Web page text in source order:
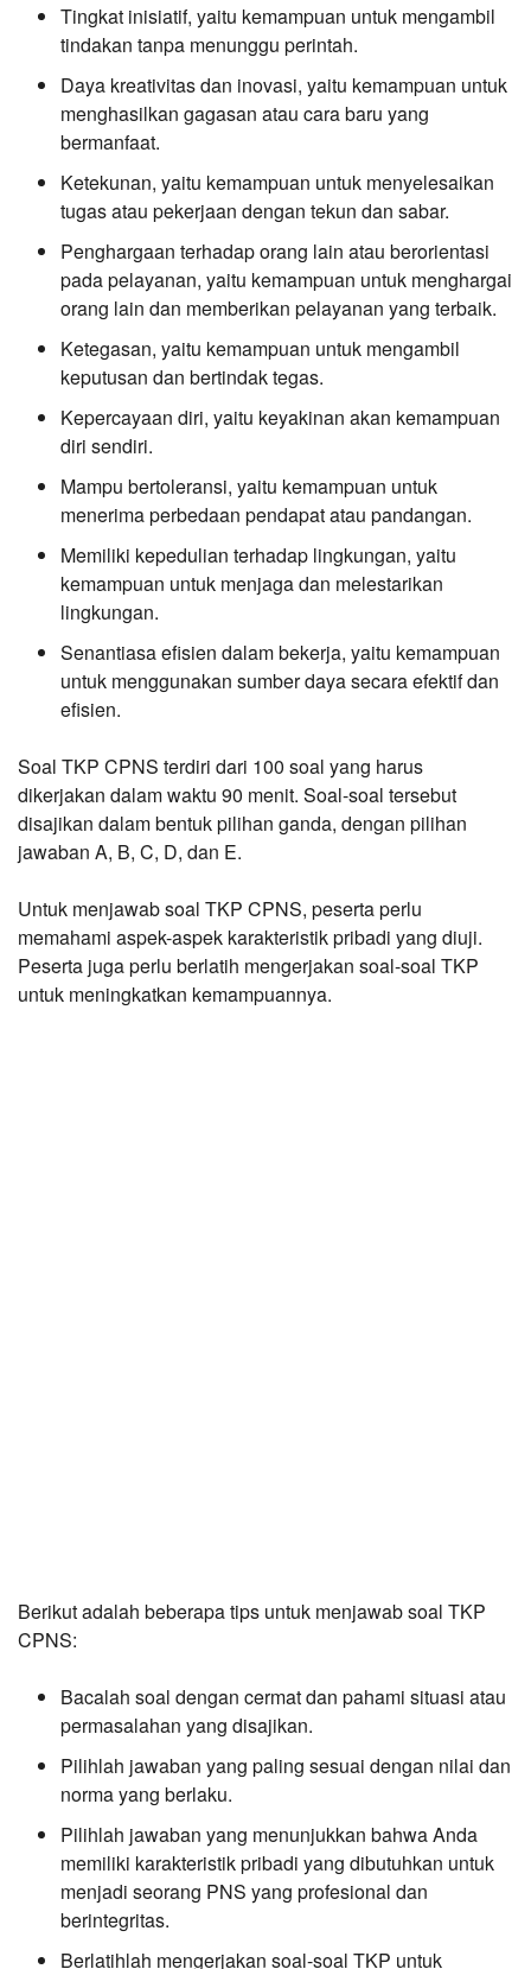
Tingkat inisiatif, yaitu kemampuan untuk mengambil
tindakan tanpa menunggu perintah.
Daya kreativitas dan inovasi, yaitu kemampuan untuk
menghasilkan gagasan atau cara baru yang
bermanfaat.
Ketekunan, yaitu kemampuan untuk menyelesaikan
tugas atau pekerjaan dengan tekun dan sabar.
Penghargaan terhadap orang lain atau berorientasi
pada pelayanan, yaitu kemampuan untuk menghargai
orang lain dan memberikan pelayanan yang terbaik.
Ketegasan, yaitu kemampuan untuk mengambil
keputusan dan bertindak tegas.
Kepercayaan diri, yaitu keyakinan akan kemampuan
diri sendiri.
Mampu bertoleransi, yaitu kemampuan untuk
menerima perbedaan pendapat atau pandangan.
Memiliki kepedulian terhadap lingkungan, yaitu
kemampuan untuk menjaga dan melestarikan
lingkungan.
Senantiasa efisien dalam bekerja, yaitu kemampuan
untuk menggunakan sumber daya secara efektif dan
efisien.
Soal TKP CPNS terdiri dari 100 soal yang harus
dikerjakan dalam waktu 90 menit. Soal-soal tersebut
disajikan dalam bentuk pilihan ganda, dengan pilihan
jawaban A, B, C, D, dan E.
Untuk menjawab soal TKP CPNS, peserta perlu
memahami aspek-aspek karakteristik pribadi yang diuji.
Peserta juga perlu berlatih mengerjakan soal-soal TKP
untuk meningkatkan kemampuannya.
Berikut adalah beberapa tips untuk menjawab soal TKP
CPNS:
Bacalah soal dengan cermat dan pahami situasi atau
permasalahan yang disajikan.
Pilihlah jawaban yang paling sesuai dengan nilai dan
norma yang berlaku.
Pilihlah jawaban yang menunjukkan bahwa Anda
memiliki karakteristik pribadi yang dibutuhkan untuk
menjadi seorang PNS yang profesional dan
berintegritas.
Berlatihlah mengerjakan soal-soal TKP untuk